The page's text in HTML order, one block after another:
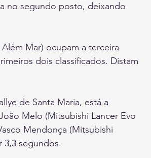
no segundo posto, deixando
Mar) ocupam a terceira
dois classificados. Distam
de Santa Maria, está a
Melo (Mitsubishi Lancer Evo
Mendonça (Mitsubishi
3,3 segundos.